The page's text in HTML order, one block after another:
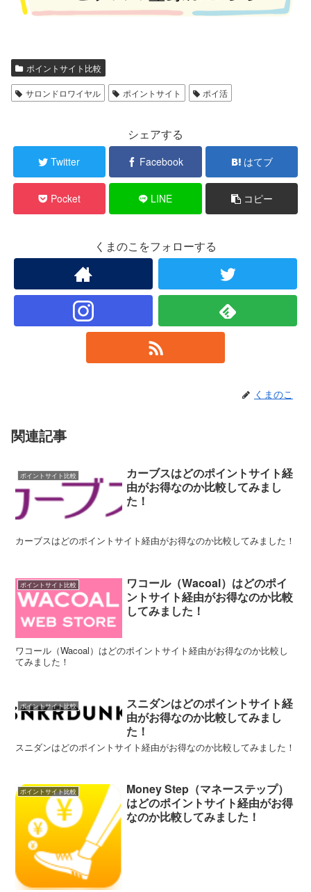
ポイントサイト比較
サロンドロワイヤル ポイントサイト ポイ活
シェアする
Twitter Facebook はてブ
Pocket LINE コピー
くまのこをフォローする
くまのこ
関連記事
ポイントサイト比較
カーブスはどのポイントサイト経
由がお得なのか比較してみまし
た！
カーブスはどのポイントサイト経由がお得なのか比較してみました！
ポイントサイト比較
ワコール（Wacoal）はどのポイ
ントサイト経由がお得なのか比較
してみました！
ワコール（Wacoal）はどのポイントサイト経由がお得なのか比較し
てみました！
ポイントサイト比較
スニダンはどのポイントサイト経
由がお得なのか比較してみまし
た！
スニダンはどのポイントサイト経由がお得なのか比較してみました！
ポイントサイト比較
Money Step（マネーステップ）
はどのポイントサイト経由がお得
なのか比較してみました！